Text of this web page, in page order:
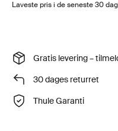
Laveste pris i de seneste 30
Gratis levering –
30 dages returret
Thule Garanti